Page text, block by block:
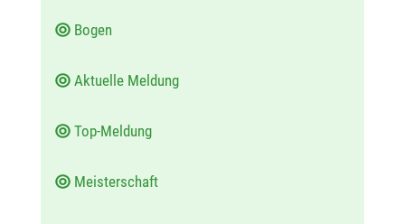
Bogen
Aktuelle Meldung
Top-Meldung
Meisterschaft